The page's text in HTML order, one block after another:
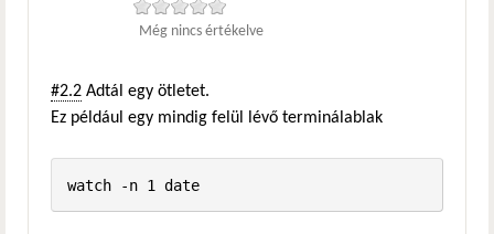
Még nincs értékelve
#2.2 Adtál egy ötletet.
Ez például egy mindig felül lévő terminálablak
watch -n 1 date